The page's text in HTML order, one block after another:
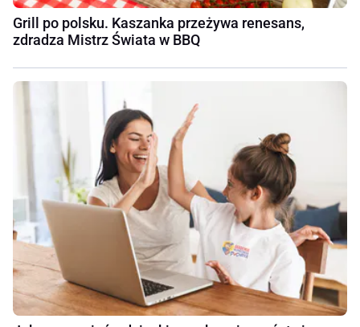
Grill po polsku. Kaszanka przeżywa renesans,
zdradza Mistrz Świata w BBQ